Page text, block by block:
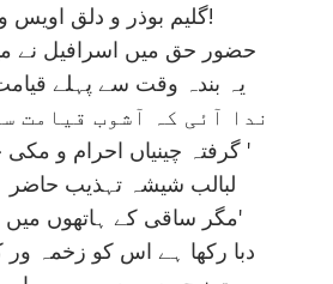
گليم بوذر و دلق اويس و چادر زہرا!
حضور حق ميں اسرافيل نے
يہ بندہ وقت سے پہلے
ندا آئی کہ آشوب قيامت
'1گرفتہ چينياں احرام و مکی خفتہ در بطحا '
لبالب شيشہ تہذيب
مگر ساقی کے ہاتھوں ميں نہيں پيمانہ 'الا'
دبا رکھا ہے اس کو زخمہ ور